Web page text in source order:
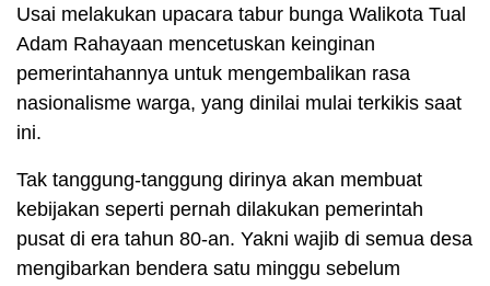
Usai melakukan upacara tabur bunga Walikota Tual
Adam Rahayaan mencetuskan keinginan
pemerintahannya untuk mengembalikan rasa
nasionalisme warga, yang dinilai mulai terkikis saat
ini.
Tak tanggung-tanggung dirinya akan membuat
kebijakan seperti pernah dilakukan pemerintah
pusat di era tahun 80-an. Yakni wajib di semua desa
mengibarkan bendera satu minggu sebelum